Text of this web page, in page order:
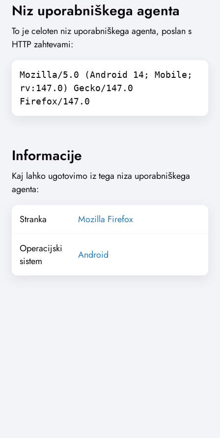
Niz uporabniškega agenta
To je celoten niz uporabniškega agenta, poslan s
HTTP zahtevami:
Mozilla/5.0 (Android 14; Mobile;
rv:147.0) Gecko/147.0
Firefox/147.0
Informacije
Kaj lahko ugotovimo iz tega niza uporabniškega
agenta:
Stranka Mozilla Firefox
Operacijski
sistem
Android